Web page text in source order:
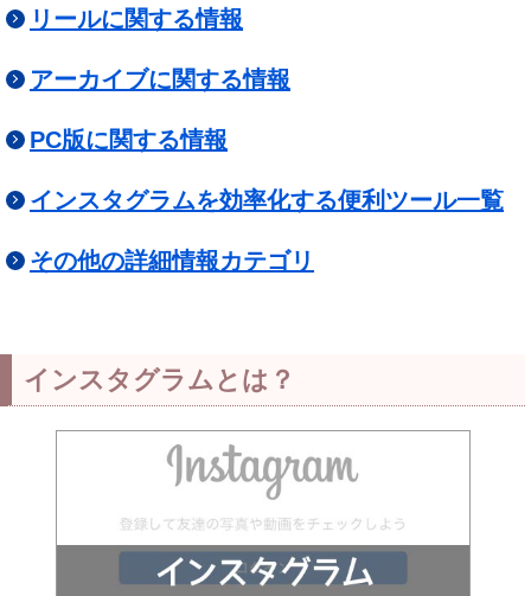
リールに関する情報
アーカイブに関する情報
PC版に関する情報
インスタグラムを効率化する便利ツール一覧
その他の詳細情報カテゴリ
インスタグラムとは？